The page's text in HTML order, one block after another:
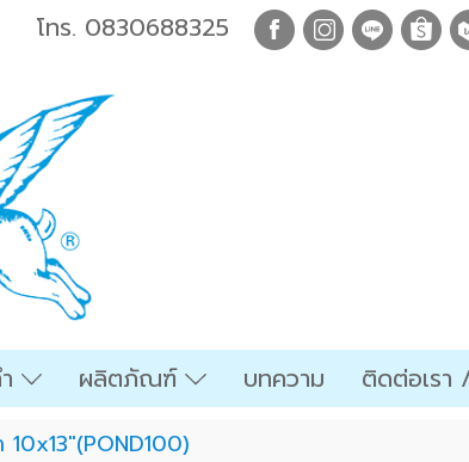
โทร. 0830688325
ผลิตภัณฑ์ บทความ ติดต่อเรา
10x13"(POND100)